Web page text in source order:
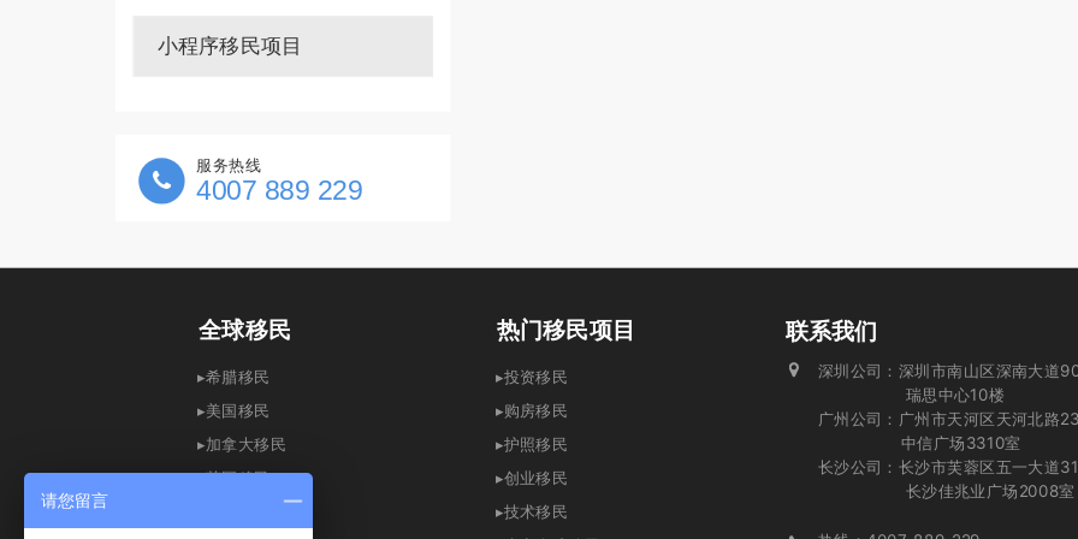
小程序移民项目
服务热线
4007 889 229
联系我们
▸投资移民
▸购房移民
▸护照移民
▸创业移民
▸技术移民
▸希腊移民
▸美国移民
▸加拿大移民
▸英国移民
深圳公司：深圳市南山区深南大道
瑞思中心10楼
广州公司：广州市天河区天河北路
中信广场3310室
长沙公司：长沙市芙蓉区五一大道
长沙佳兆业广场2008室
热门移民项目
全球移民
请您留言